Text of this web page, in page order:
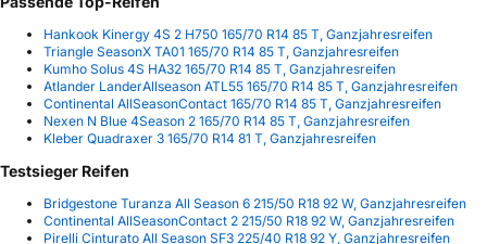
Hankook Kinergy 4S 2 H750 165/70 R14 85 T, Ganzjahresreifen
Triangle SeasonX TA01 165/70 R14 85 T, Ganzjahresreifen
Kumho Solus 4S HA32 165/70 R14 85 T, Ganzjahresreifen
Atlander LanderAllseason ATL55 165/70 R14 85 T, Ganzjahresreifen
Continental AllSeasonContact 165/70 R14 85 T, Ganzjahresreifen
Nexen N Blue 4Season 2 165/70 R14 85 T, Ganzjahresreifen
Kleber Quadraxer 3 165/70 R14 81 T, Ganzjahresreifen
Testsieger Reifen
Bridgestone Turanza All Season 6 215/50 R18 92 W, Ganzjahresreifen
Continental AllSeasonContact 2 215/50 R18 92 W, Ganzjahresreifen
Pirelli Cinturato All Season SF3 225/40 R18 92 Y, Ganzjahresreifen